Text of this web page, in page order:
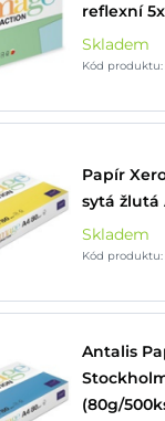
reflexní
Skladem
Kód
Papír
sytá žlutá
Skladem
Kód produktu:
Antalis
(80g/